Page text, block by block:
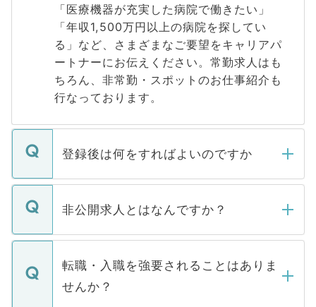
「医療機器が充実した病院で働きたい」
「年収1,500万円以上の病院を探してい
る」など、さまざまなご要望をキャリアパ
ートナーにお伝えください。常勤求人はも
ちろん、非常勤・スポットのお仕事紹介も
行なっております。
登録後は何をすればよいのですか
ご登録いただきましたら、弊社担当者がご
登録内容を確認し、その後メールもしくは
ます。通常、5営業日以内にはご連絡をせて
いただきますので、しばらくお待ちくださ
非公開求人とはなんですか？
マイナビDOCTORで取り扱っている求人の
うち約3割は、Webサイトからご覧いただ
けない「非公開求人」です。非公開求人は
下記の理由によって、一般には公開してい
転職・入職を強要されることはありま
せんか？